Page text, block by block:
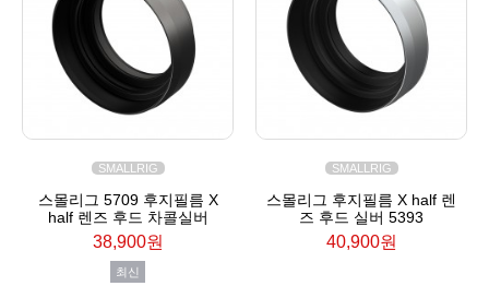
SMALLRIG
스몰리그 5709 후지필름 X
half 렌즈 후드 차콜실버
38,900원
최신
SMALLRIG
스몰리그 후지필름 X half 렌
즈 후드 실버 5393
40,900원